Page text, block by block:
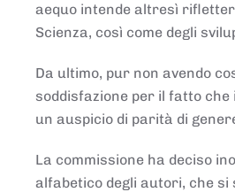
aequo intende altresì
Scienza, così come degli
Da ultimo, pur non avendo
soddisfazione per il fatto
un auspicio di parità di
La commissione ha deciso
alfabetico degli autori, che